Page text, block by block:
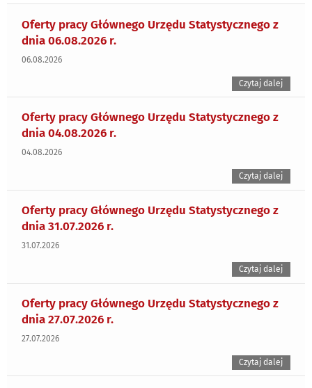
Oferty pracy Głównego Urzędu Statystycznego z
dnia 06.08.2026 r.
06.08.2026
Czytaj dalej
Oferty pracy Głównego Urzędu Statystycznego z
dnia 04.08.2026 r.
04.08.2026
Czytaj dalej
Oferty pracy Głównego Urzędu Statystycznego z
dnia 31.07.2026 r.
31.07.2026
Czytaj dalej
Oferty pracy Głównego Urzędu Statystycznego z
dnia 27.07.2026 r.
27.07.2026
Czytaj dalej